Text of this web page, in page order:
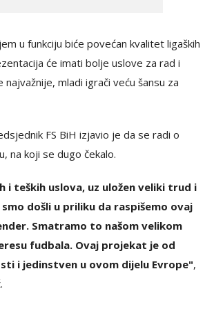
u funkciju biće povećan kvalitet ligaških
će imati bolje uslove za rad i
mladi igrači veću šansu za
FS BiH izjavio je da se radi o
na koji se dugo čekalo.
i teških uslova, uz uložen veliki trud i
došli u priliku da raspišemo ovaj
Smatramo to našom velikom
fudbala. Ovaj projekat je od
i jedinstven u ovom dijelu Evrope",